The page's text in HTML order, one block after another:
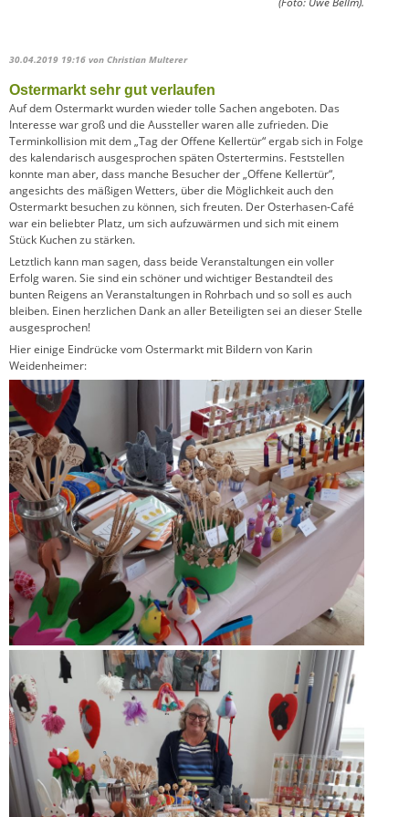
30.04.2019 19:16 von Christian Multerer
Ostermarkt sehr gut verlaufen
Auf dem Ostermarkt wurden wieder tolle Sachen angeboten. Das
Interesse war groß und die Aussteller waren alle zufrieden. Die
Terminkollision mit dem „Tag der Offene Kellertür“ ergab sich in Folge
des kalendarisch ausgesprochen späten Ostertermins. Feststellen
konnte man aber, dass manche Besucher der „Offene Kellertür“,
angesichts des mäßigen Wetters, über die Möglichkeit auch den
Ostermarkt besuchen zu können, sich freuten. Der Osterhasen-Café
war ein beliebter Platz, um sich aufzuwärmen und sich mit einem
Stück Kuchen zu stärken.
Letztlich kann man sagen, dass beide Veranstaltungen ein voller
Erfolg waren. Sie sind ein schöner und wichtiger Bestandteil des
bunten Reigens an Veranstaltungen in Rohrbach und so soll es auch
bleiben. Einen herzlichen Dank an aller Beteiligten sei an dieser Stelle
ausgesprochen!
Hier einige Eindrücke vom Ostermarkt mit Bildern von Karin
Weidenheimer: